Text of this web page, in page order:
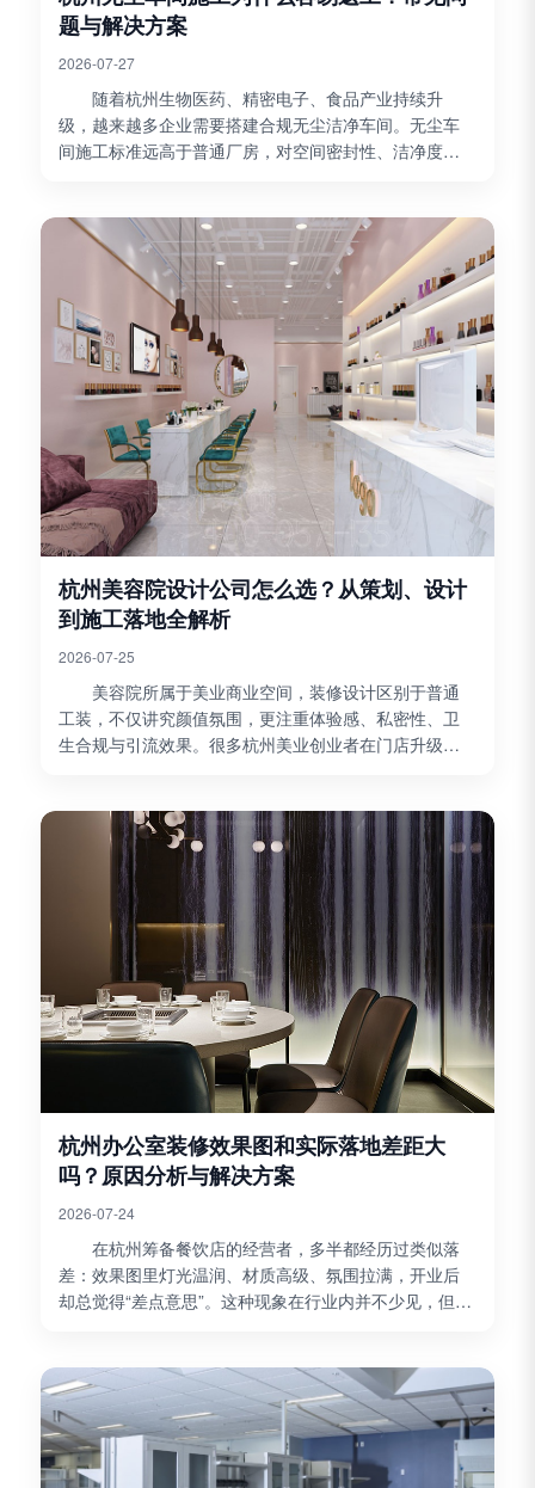
题与解决方案
2026-07-27
随着杭州生物医药、精密电子、食品产业持续升
级，越来越多企业需要搭建合规无尘洁净车间。无尘车
间施工标准远高于普通厂房，对空间密封性、洁净度、
杭州美容院设计公司怎么选？从策划、设计
到施工落地全解析
2026-07-25
美容院所属于美业商业空间，装修设计区别于普通
工装，不仅讲究颜值氛围，更注重体验感、私密性、卫
生合规与引流效果。很多杭州美业创业者在门店升级、
杭州办公室装修效果图和实际落地差距大
吗？原因分析与解决方案
2026-07-24
在杭州筹备餐饮店的经营者，多半都经历过类似落
差：效果图里灯光温润、材质高级、氛围拉满，开业后
却总觉得“差点意思”。这种现象在行业内并不少见，但并